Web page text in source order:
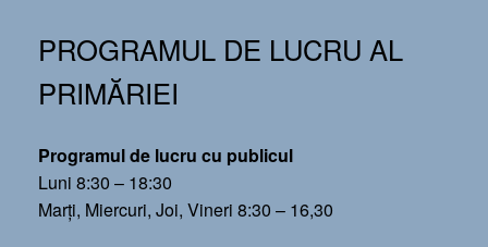
PROGRAMUL DE LUCRU AL
PRIMĂRIEI
Programul de lucru cu publicul
Luni 8:30 – 18:30
Marți, Miercuri, Joi, Vineri 8:30 – 16,30